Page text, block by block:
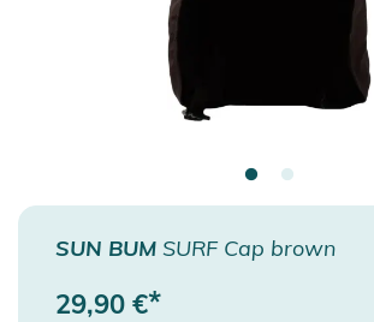
SUN BUM SURF Cap brown
29,90 €*